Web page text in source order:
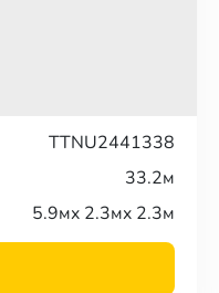
TTNU2441338
33.2м
5.9мx 2.3мx 2.3м